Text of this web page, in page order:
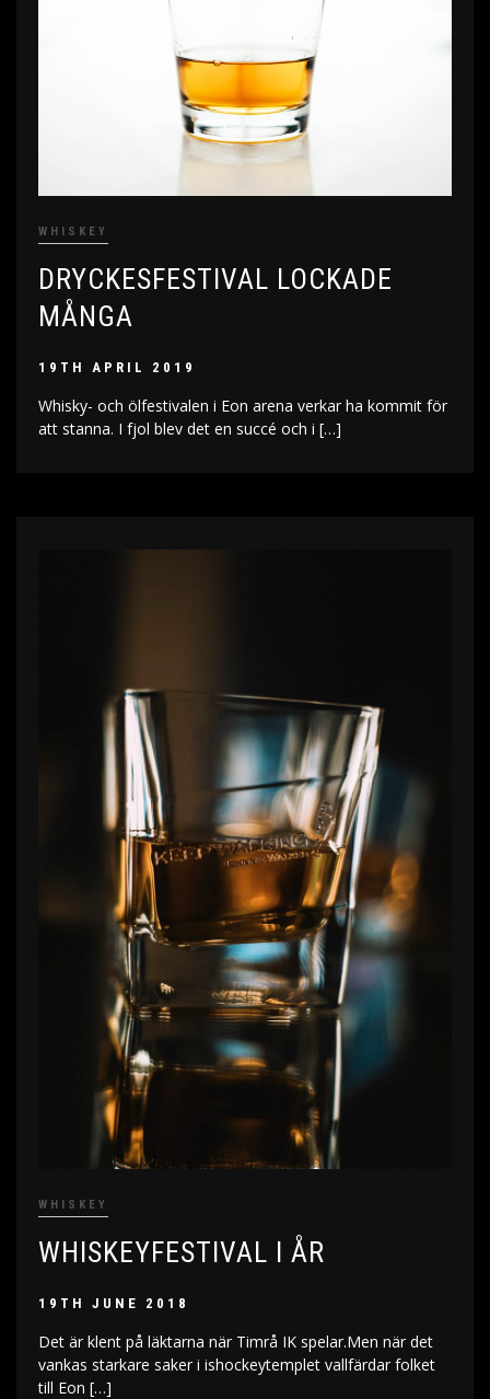
WHISKEY
DRYCKESFESTIVAL LOCKADE
MÅNGA
19TH APRIL 2019
Whisky- och ölfestivalen i Eon arena verkar ha kommit för
att stanna. I fjol blev det en succé och i […]
WHISKEY
WHISKEYFESTIVAL I ÅR
19TH JUNE 2018
Det är klent på läktarna när Timrå IK spelar.Men när det
vankas starkare saker i ishockeytemplet vallfärdar folket
till Eon […]